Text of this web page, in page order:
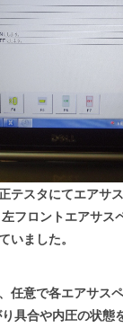
テスタにてエアサ
左フロントエアサス
いました。
任意で各エアサス
具合や内圧の状態